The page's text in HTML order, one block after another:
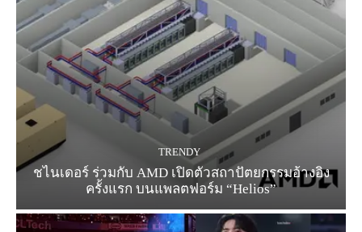
TRENDY
ชไนเดอร์ ร่วมกับ AMD เปิดตัวสถาปัตยกรรมอ้างอิง
ครั้งแรก บนแพลตฟอร์ม “Helios”